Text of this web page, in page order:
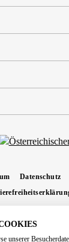
Datenschutz
wenn nicht
unserer